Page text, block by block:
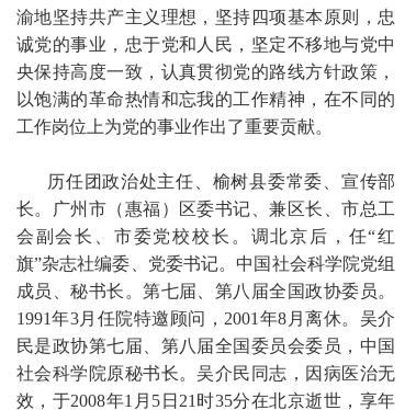
渝地坚持共产主义理想，坚持四项基本原则，忠
诚党的事业，忠于党和人民，坚定不移地与党中
央保持高度一致，认真贯彻党的路线方针政策，
以饱满的革命热情和忘我的工作精神，在不同的
工作岗位上为党的事业作出了重要贡献。
历任团政治处主任、榆树县委常委、宣传部
长。广州市（惠福）区委书记、兼区长、市总工
会副会长、市委党校校长。调北京后，任“红
旗”杂志社编委、党委书记。中国社会科学院党组
成员、秘书长。第七届、第八届全国政协委员。
1991年3月任院特邀顾问，2001年8月离休。吴介
民是政协第七届、第八届全国委员会委员，中国
社会科学院原秘书长。吴介民同志，因病医治无
效，于2008年1月5日21时35分在北京逝世，享年